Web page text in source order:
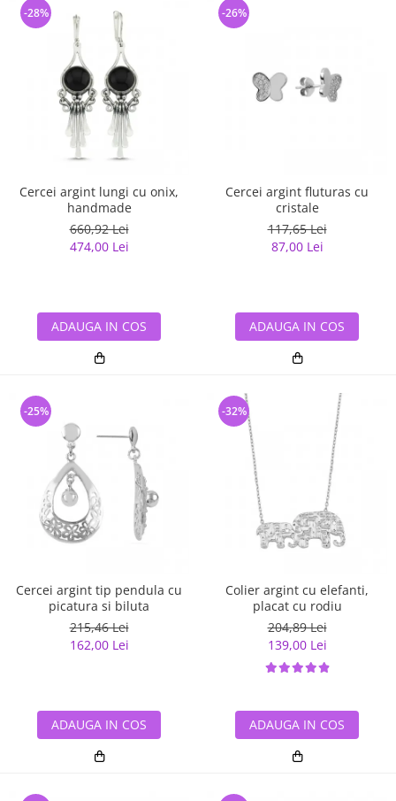
Cercei argint lungi cu onix,
handmade
660,92 Lei
474,00 Lei
-28%
ADAUGA IN COS
Cercei argint fluturas cu
cristale
117,65 Lei
87,00 Lei
-26%
ADAUGA IN COS
Cercei argint tip pendula cu
picatura si biluta
215,46 Lei
162,00 Lei
-25%
ADAUGA IN COS
Colier argint cu elefanti,
placat cu rodiu
204,89 Lei
139,00 Lei
-32%
ADAUGA IN COS